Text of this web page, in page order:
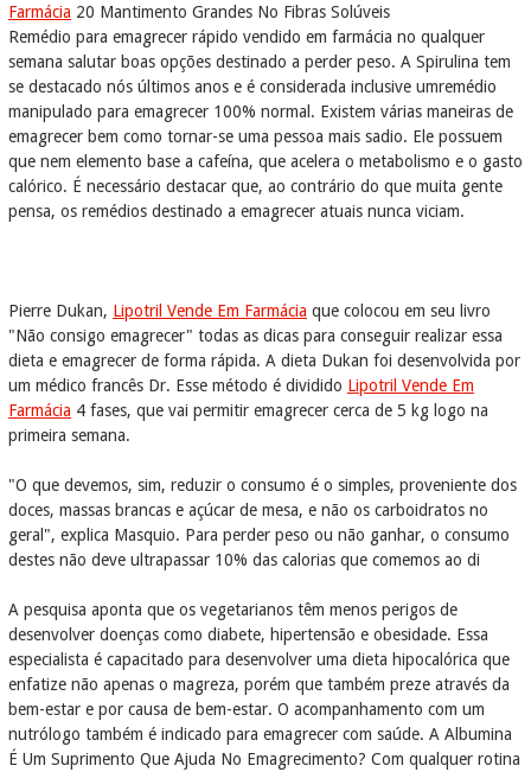
Farmácia 20 Mantimento Grandes No Fibras Solúveis
Remédio para emagrecer rápido vendido em farmácia no qualquer
semana salutar boas opções destinado a perder peso. A Spirulina tem
se destacado nós últimos anos e é considerada inclusive umremédio
manipulado para emagrecer 100% normal. Existem várias maneiras de
emagrecer bem como tornar-se uma pessoa mais sadio. Ele possuem
que nem elemento base a cafeína, que acelera o metabolismo e o gasto
calórico. É necessário destacar que, ao contrário do que muita gente
pensa, os remédios destinado a emagrecer atuais nunca viciam.
Pierre Dukan, Lipotril Vende Em Farmácia que colocou em seu livro
"Não consigo emagrecer" todas as dicas para conseguir realizar essa
dieta e emagrecer de forma rápida. A dieta Dukan foi desenvolvida por
um médico francês Dr. Esse método é dividido Lipotril Vende Em
Farmácia 4 fases, que vai permitir emagrecer cerca de 5 kg logo na
primeira semana.
"O que devemos, sim, reduzir o consumo é o simples, proveniente dos
doces, massas brancas e açúcar de mesa, e não os carboidratos no
geral", explica Masquio. Para perder peso ou não ganhar, o consumo
destes não deve ultrapassar 10% das calorias que comemos ao di
A pesquisa aponta que os vegetarianos têm menos perigos de
desenvolver doenças como diabete, hipertensão e obesidade. Essa
especialista é capacitado para desenvolver uma dieta hipocalórica que
enfatize não apenas o magreza, porém que também preze através da
bem-estar e por causa de bem-estar. O acompanhamento com um
nutrólogo também é indicado para emagrecer com saúde. A Albumina
É Um Suprimento Que Ajuda No Emagrecimento? Com qualquer rotina